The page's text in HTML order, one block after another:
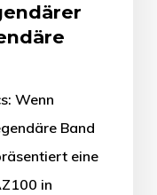
Wenn
Band
eine
in